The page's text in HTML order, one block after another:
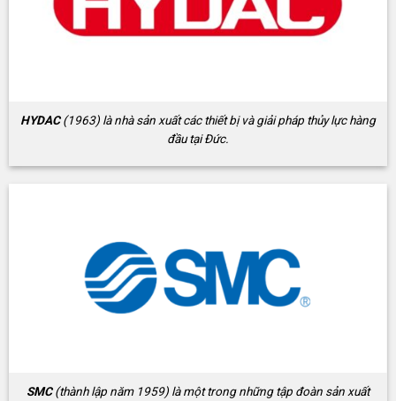
HYDAC(1963) là nhà sản xuất các thiết bị và giải pháp thủy lực hàng
đầu tại Đức.
SMC(thành lập năm 1959) là một trong những tập đoàn sản xuất